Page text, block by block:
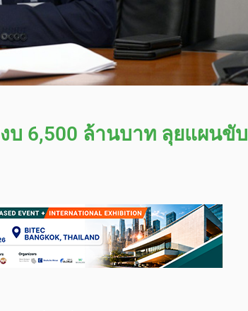
6,500 ล้านบาท ลุยแผนขับ